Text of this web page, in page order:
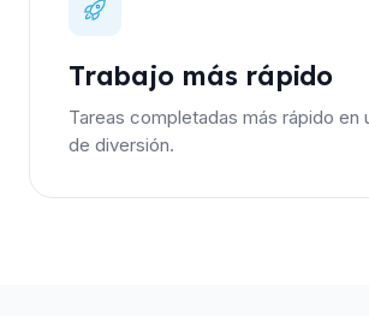
Trabajo más rápido
Tareas completadas más rápido en
de diversión.